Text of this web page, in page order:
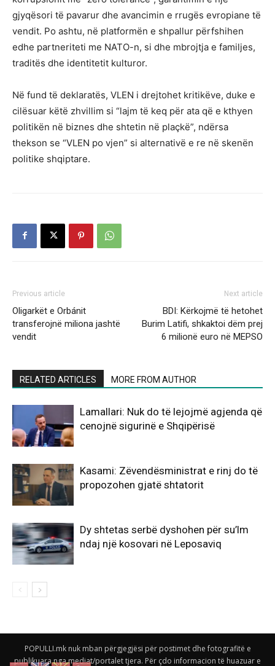
gjyqësori të pavarur dhe avancimin e rrugës evropiane të
vendit. Po ashtu, në platformën e shpallur përfshihen
edhe partneriteti me NATO-n, si dhe mbrojtja e familjes,
traditës dhe identitetit kulturor.
Në fund të deklaratës, VLEN i drejtohet kritikëve, duke e
cilësuar këtë zhvillim si “lajm të keq për ata që e kthyen
politikën në biznes dhe shtetin në plaçkë”, ndërsa
thekson se “VLEN po vjen” si alternativë e re në skenën
politike shqiptare.
Previous article
Oligarkët e Orbánit
transferojnë miliona jashtë
vendit
Next article
BDI: Kërkojmë të hetohet
Burim Latifi, shkaktoi dëm prej
6 milionë euro në MEPSO
RELATED ARTICLES MORE FROM AUTHOR
Lamallari: Nuk do të lejojmë agjenda që
cenojnë sigurinë e Shqipërisë
Kasami: Zëvendësministrat e rinj do të
propozohen gjatë shtatorit
Dy shtetas serbë dyshohen për su’lm
ndaj një kosovari në Leposaviq
POPULLI.mk nuk mban përgjegjësi për postimet dhe fotografitë e
publikuara nga mediat/portalet tjera. Për çdo informacion të huazuar e